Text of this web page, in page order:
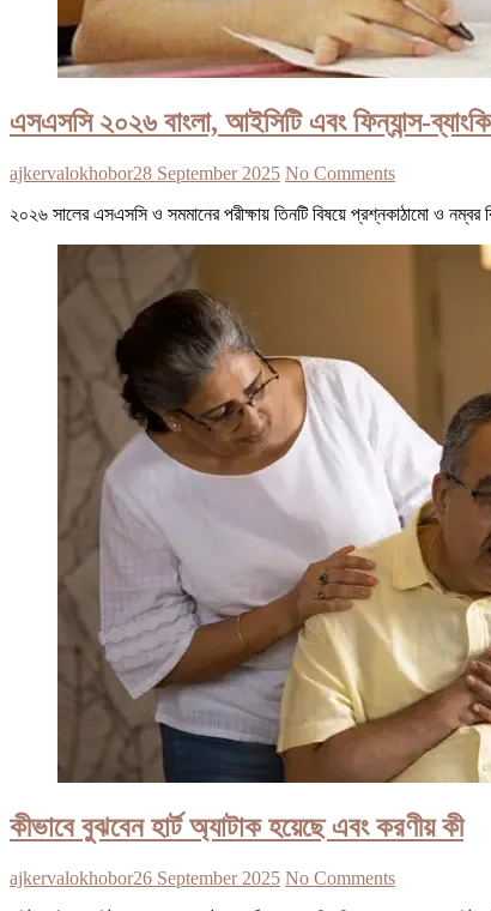
এসএসসি ২০২৬ বাংলা, আইসিটি এবং ফিন্যান্স-
ajkervalokhobor28 September 2025 No Comments
২০২৬ সালের এসএসসি ও সমমানের পরীক্ষায় তিনটি বিষয়ে প্রশ্নকাঠামো ও
কীভাবে বুঝবেন হার্ট অ্যাটাক হয়েছে এবং করণীয় কী
ajkervalokhobor26 September 2025 No Comments